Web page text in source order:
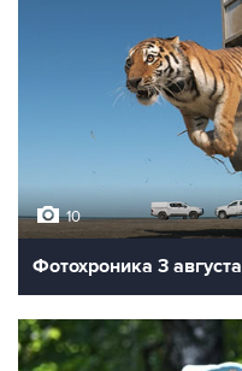
10
Фотохроника 3 августа